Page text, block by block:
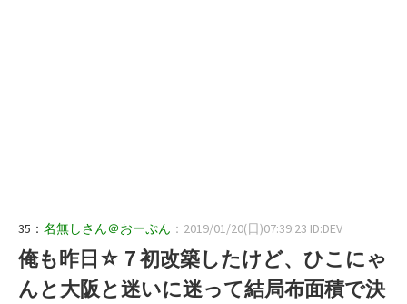
35： 名無しさん＠おーぷん ：2019/01/20(日)07:39:23 ID:DEV
俺も昨日☆７初改築したけど、ひこにゃ
んと大阪と迷いに迷って結局布面積で決